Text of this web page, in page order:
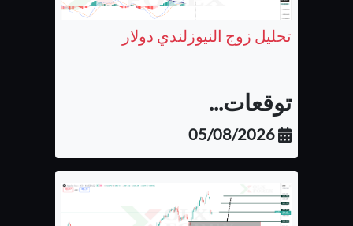
تحليل زوج النيوزلندي دولار
توقعات...
05/08/2026